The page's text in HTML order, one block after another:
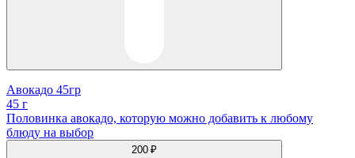
Авокадо 45гр
45 г
Половинка авокадо, которую можно добавить к любому
блюду на выбор
200 ₽